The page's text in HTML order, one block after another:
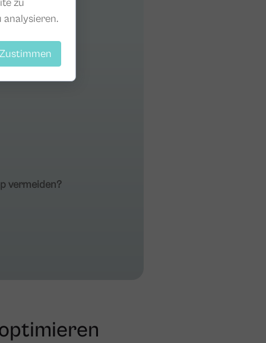
vermeiden?
zu
analysieren.
Zustimmen